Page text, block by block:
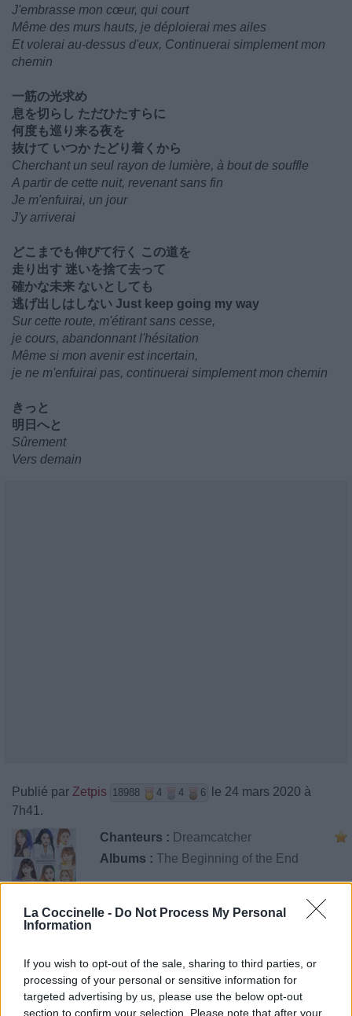
La Coccinelle - Do Not Process My Personal
Information
If you wish to opt-out of the sale, sharing to third parties, or
processing of your personal or sensitive information for
targeted advertising by us, please use the below opt-out
section to confirm your selection. Please note that after your
J'embrasse mon cœur, qui court
Même des murs hauts, je déploierai mes ailes
Et volerai au-dessus d'eux, Continuerai simplement mon
chemin
一筋の光求め
息を切らし ただひたすらに
何度も巡り来る夜を
抜けて いつか たどり着くから
Cherchant un seul rayon de lumière, à bout de souffle
A partir de cette nuit, revenant sans fin
Je m'enfuirai, un jour
J'y arriverai
どこまでも伸びて行く この道を
走り出す 迷いを捨て去って
確かな未来 ないとしても
逃げ出しはしない Just keep going my way
Sur cette route, m'étirant sans cesse,
je cours, abandonnant l'hésitation
Même si mon avenir est incertain,
je ne m'enfuirai pas, continuerai simplement mon chemin
きっと
明日へと
Sûrement
Vers demain
Publié par Zetpis 18988 4 4 6
le 24 mars 2020 à
7h41.
Chanteurs : Dreamcatcher
Albums : The Beginning of the End
Commentaires